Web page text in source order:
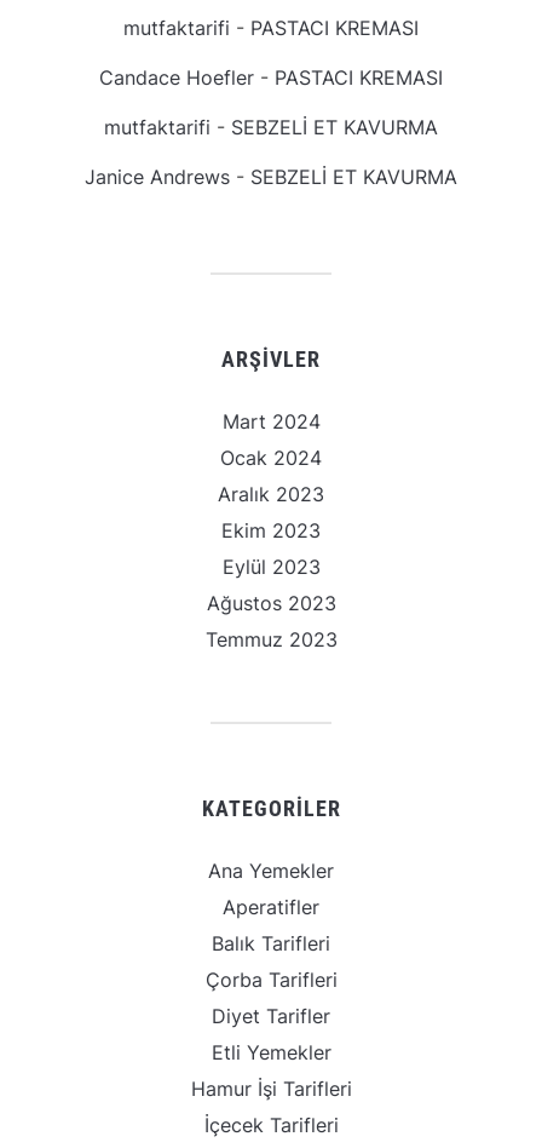
mutfaktarifi - PASTACI KREMASI
Candace Hoefler - PASTACI KREMASI
mutfaktarifi - SEBZELİ ET KAVURMA
Janice Andrews - SEBZELİ ET KAVURMA
ARŞIVLER
Mart 2024
Ocak 2024
Aralık 2023
Ekim 2023
Eylül 2023
Ağustos 2023
Temmuz 2023
KATEGORILER
Ana Yemekler
Aperatifler
Balık Tarifleri
Çorba Tarifleri
Diyet Tarifler
Etli Yemekler
Hamur İşi Tarifleri
İçecek Tarifleri